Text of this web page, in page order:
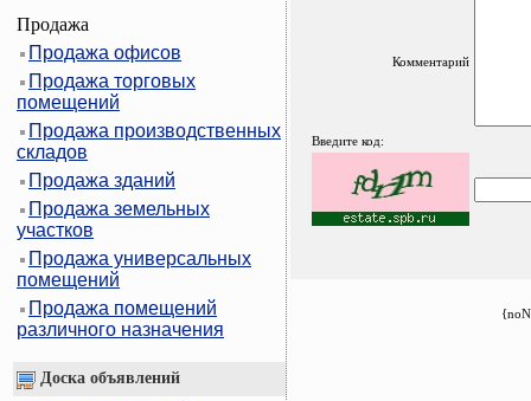
Продажа
Продажа офисов
Продажа торговых
помещений
Продажа производственных
складов
Продажа зданий
Продажа земельных
участков
Продажа универсальных
помещений
Продажа помещений
различного назначения
Доска объявлений
Комментарий
Введите код: